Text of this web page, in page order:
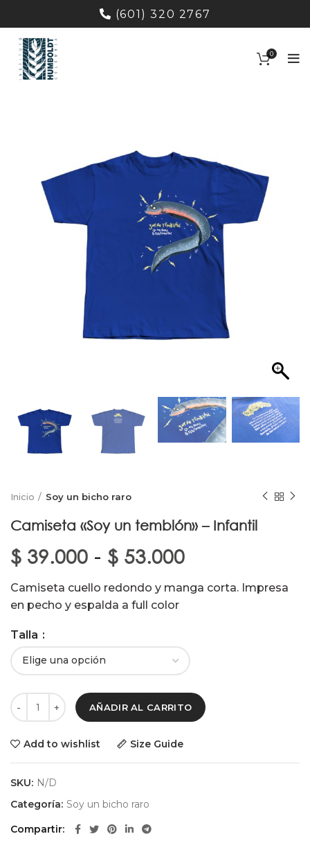
(601) 320 2767
0
Inicio Soy un bicho raro
Camiseta «Soy un temblón» – Infantil
$ 39.000 - $ 53.000Rango
precios:
$ 39.000
hasta
$ 53.000
Camiseta cuello redondo y manga corta. Impresa
en pecho y espalda a full color
Talla
AÑADIR AL CARRITO
Add to wishlist Size Guide
SKU: N/D
Categoría: Soy un bicho raro
Compartir